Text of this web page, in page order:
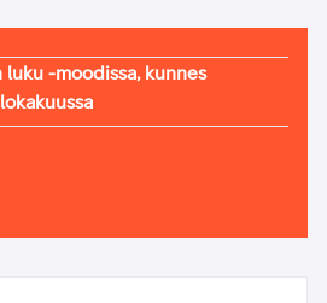
luku -moodissa, kunnes